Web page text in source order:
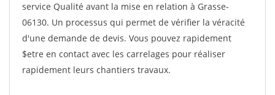
service Qualité avant la mise en relation à Grasse-
06130. Un processus qui permet de vérifier la véracité
d'une demande de devis. Vous pouvez rapidement
$etre en contact avec les carrelages pour réaliser
rapidement leurs chantiers travaux.